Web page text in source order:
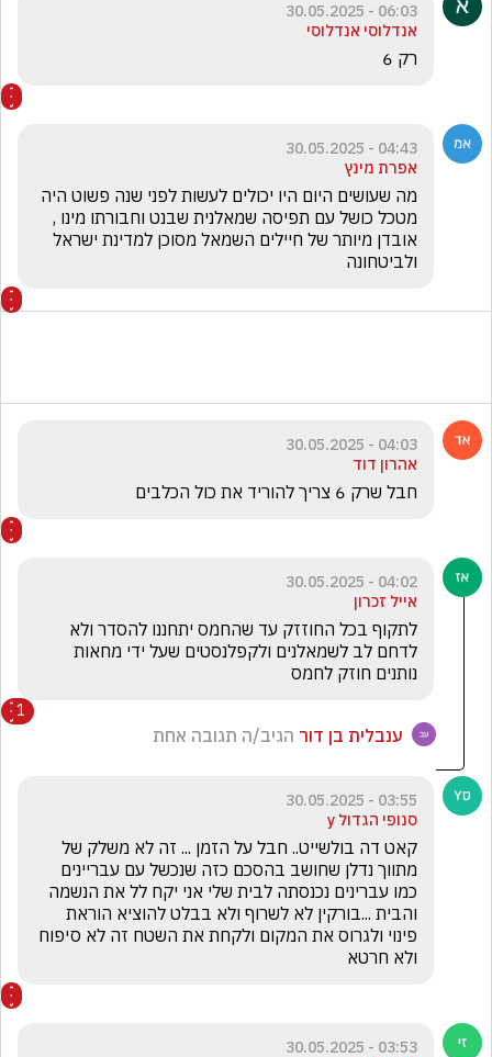
06:03 - 30.05.2025
אנדלוסי אנדלוסי
רק 6
04:43 - 30.05.2025
אפרת מינץ
ולביטחונה
04:03 - 30.05.2025
אהרון דוד
חבל שרק 6 צריך להוריד את כול הכלבים
04:02 - 30.05.2025
אייל זכרון
נותנים חוזק לחמס
1
ענבלית בן דור הגיב/ה תגובה אחת
03:55 - 30.05.2025
סנופי הגדול y
ולא חרטא
03:53 - 30.05.2025